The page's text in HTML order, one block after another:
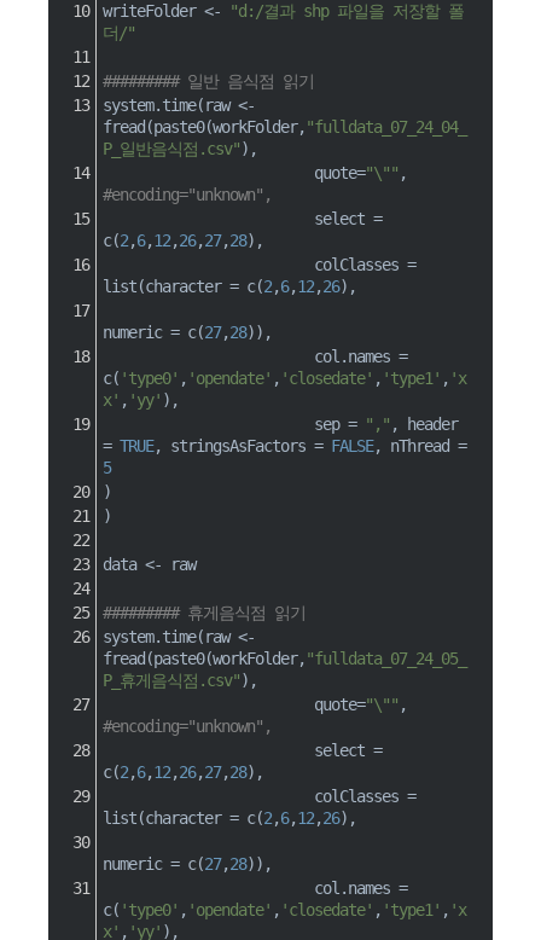
writeFolder <-
"d:/결과 shp 파일을 저장할 폴
더/"
######### 일반 음식점 읽기
system.time(raw <-
fread (paste0(workFolder, "fulldata_07_24_04_
P_일반음식점.csv") ,
quote="\"" ,
#encoding="unknown",
                         select
=
c(2,6,12,26,27,28) ,
                         colClasses
=
list(character = c(2,6,12,26) ,
numeric = c(27,28)) ,
                         col.names
=
c( 'type0' , 'opendate' , 'closedate' , 'type1' , 'x
x' , 'yy' ) ,
                         sep
= "," ,
header
= TRUE, stringsAsFactors = FALSE, nThread =
5
)
)
data <- raw
######### 휴게음식점 읽기
system.time(raw <-
fread (paste0(workFolder, "fulldata_07_24_05_
P_휴게음식점.csv") ,
quote="\"" ,
#encoding="unknown",
                         select
=
c(2,6,12,26,27,28) ,
                         colClasses
=
list(character = c(2,6,12,26) ,
numeric = c(27,28)) ,
                         col.names
=
c( 'type0' , 'opendate' , 'closedate' , 'type1' , 'x
x' , 'yy' ) ,